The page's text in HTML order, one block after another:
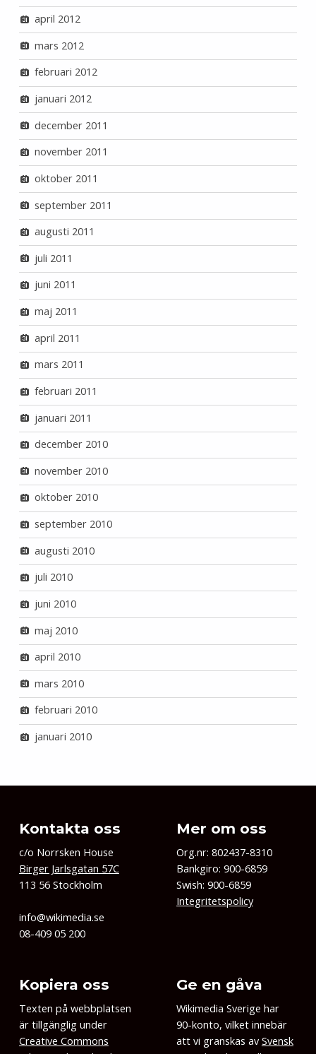
april 2012
mars 2012
februari 2012
januari 2012
december 2011
november 2011
oktober 2011
september 2011
augusti 2011
juli 2011
juni 2011
maj 2011
april 2011
mars 2011
februari 2011
januari 2011
december 2010
november 2010
oktober 2010
september 2010
augusti 2010
juli 2010
juni 2010
maj 2010
april 2010
mars 2010
februari 2010
januari 2010
Kontakta oss
c/o Norrsken House
Birger Jarlsgatan 57C
113 56 Stockholm
info@wikimedia.se
08-409 05 200
Mer om oss
Org.nr: 802437-8310
Bankgiro: 900-6859
Swish: 900-6859
Integritetspolicy
Kopiera oss
Texten på webbplatsen
är tillgänglig under
Creative Commons
Ge en gåva
Wikimedia Sverige har
90-konto, vilket innebär
att vi granskas av Svensk